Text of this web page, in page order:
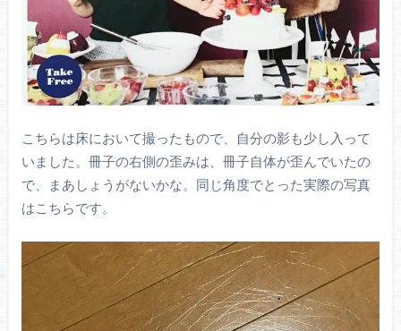
こちらは床において撮ったもので、自分の影も少し入って
いました。冊子の右側の歪みは、冊子自体が歪んでいたの
で、まあしょうがないかな。同じ角度でとった実際の写真
はこちらです。